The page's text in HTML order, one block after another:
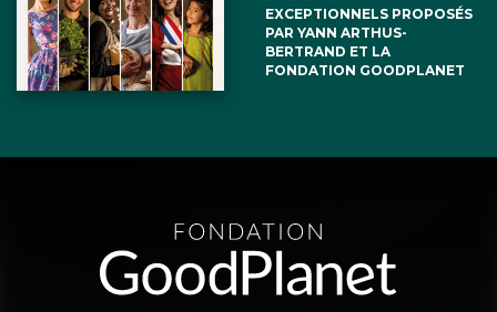
EXCEPTIONNELS PROPOSÉS
PAR YANN ARTHUS-
BERTRAND ET LA
FONDATION GOODPLANET